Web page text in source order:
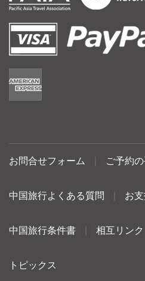
お問合せフォーム ご予約
中国旅行よくある質問 お
中国旅行条件書 相互リンク
トピックス